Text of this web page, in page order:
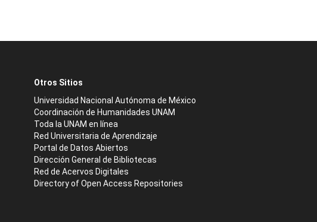
Otros Sitios
Universidad Nacional Autónoma de México
Coordinación de Humanidades UNAM
Toda la UNAM en línea
Red Universitaria de Aprendizaje
Portal de Datos Abiertos
Dirección General de Bibliotecas
Red de Acervos Digitales
Directory of Open Access Repositories